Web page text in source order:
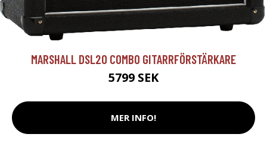
MARSHALL DSL20 COMBO GITARRFÖRSTÄRKARE
5799 SEK
MER INFO!